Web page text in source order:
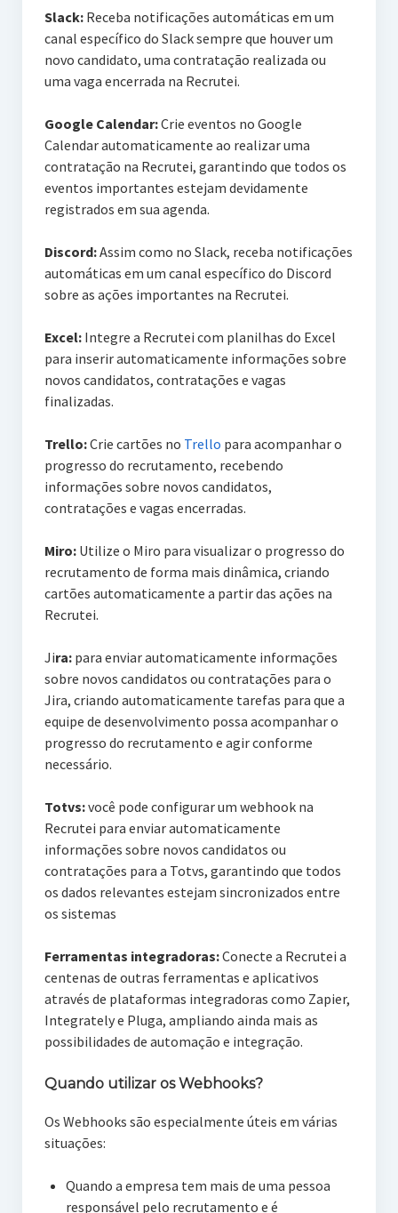
Slack: Receba notificações automáticas em um
canal específico do Slack sempre que houver um
novo candidato, uma contratação realizada ou
uma vaga encerrada na Recrutei.
Google Calendar:Crie eventos no Google
Calendar automaticamente ao realizar uma
contratação na Recrutei, garantindo que todos os
eventos importantes estejam devidamente
registrados em sua agenda.
Discord:Assim como no Slack, receba notificações
automáticas em um canal específico do Discord
sobre as ações importantes na Recrutei.
Excel: Integre a Recrutei com planilhas do Excel
para inserir automaticamente informações sobre
novos candidatos, contratações e vagas
finalizadas.
Trello:Crie cartões no Trello para acompanhar o
progresso do recrutamento, recebendo
informações sobre novos candidatos,
contratações e vagas encerradas.
Miro: Utilize o Miro para visualizar o progresso do
recrutamento de forma mais dinâmica, criando
cartões automaticamente a partir das ações na
Recrutei.
Jira: para enviar automaticamente informações
sobre novos candidatos ou contratações para o
Jira, criando automaticamente tarefas para que a
equipe de desenvolvimento possa acompanhar o
progresso do recrutamento e agir conforme
necessário.
Totvs:você pode configurar um webhook na
Recrutei para enviar automaticamente
informações sobre novos candidatos ou
contratações para a Totvs, garantindo que todos
os dados relevantes estejam sincronizados entre
os sistemas
Ferramentas integradoras:Conecte a Recrutei a
centenas de outras ferramentas e aplicativos
através de plataformas integradoras como Zapier,
Integrately e Pluga, ampliando ainda mais as
possibilidades de automação e integração.
Quando utilizar os Webhooks?
Os Webhooks são especialmente úteis em várias
situações:
Quando a empresa tem mais de uma pessoa
responsável pelo recrutamento e é